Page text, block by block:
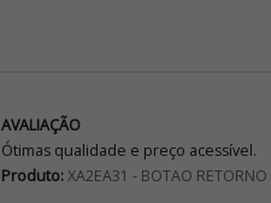
AVALIAÇÃO
Ótimas qualidade e preço acessível.
Produto:XA2EA31 - BOTAO